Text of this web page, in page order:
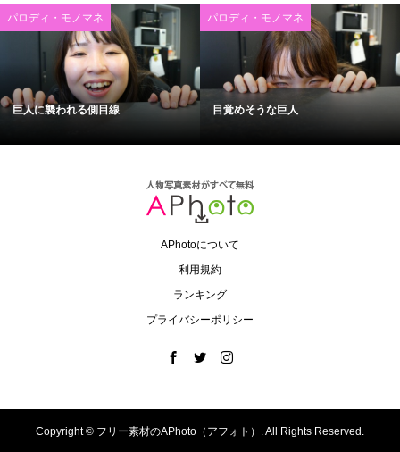
パロディ・モノマネ
巨人に襲われる側目線
パロディ・モノマネ
目覚めそうな巨人
APhotoについて
利用規約
ランキング
プライバシーポリシー
Copyright © フリー素材のAPhoto（アフォト）. All Rights Reserved.